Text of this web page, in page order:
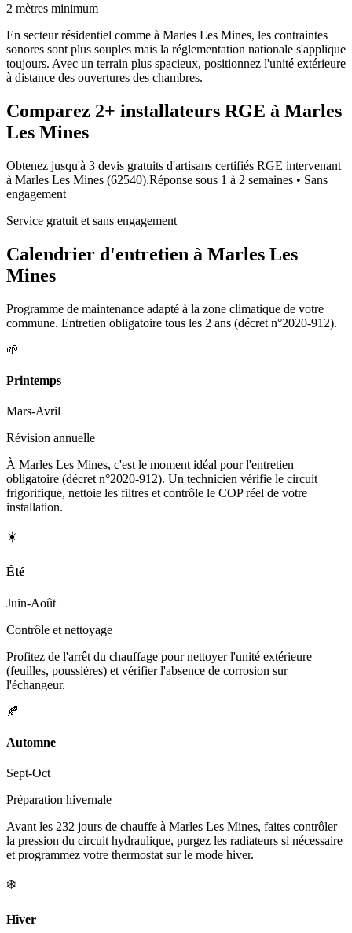
2 mètres minimum
En secteur résidentiel comme à Marles Les Mines, les contraintes
sonores sont plus souples mais la réglementation nationale s'applique
toujours. Avec un terrain plus spacieux, positionnez l'unité extérieure
à distance des ouvertures des chambres.
Comparez 2+ installateurs RGE à Marles
Les Mines
Obtenez jusqu'à 3 devis gratuits d'artisans certifiés RGE intervenant
à Marles Les Mines (62540).Réponse sous 1 à 2 semaines • Sans
engagement
Service gratuit et sans engagement
Calendrier d'entretien à Marles Les
Mines
Programme de maintenance adapté à la zone climatique de votre
commune. Entretien obligatoire tous les 2 ans (décret n°2020-912).
🌱
Printemps
Mars-Avril
Révision annuelle
À Marles Les Mines, c'est le moment idéal pour l'entretien
obligatoire (décret n°2020-912). Un technicien vérifie le circuit
frigorifique, nettoie les filtres et contrôle le COP réel de votre
installation.
☀️
Été
Juin-Août
Contrôle et nettoyage
Profitez de l'arrêt du chauffage pour nettoyer l'unité extérieure
(feuilles, poussières) et vérifier l'absence de corrosion sur
l'échangeur.
🍂
Automne
Sept-Oct
Préparation hivernale
Avant les 232 jours de chauffe à Marles Les Mines, faites contrôler
la pression du circuit hydraulique, purgez les radiateurs si nécessaire
et programmez votre thermostat sur le mode hiver.
❄️
Hiver